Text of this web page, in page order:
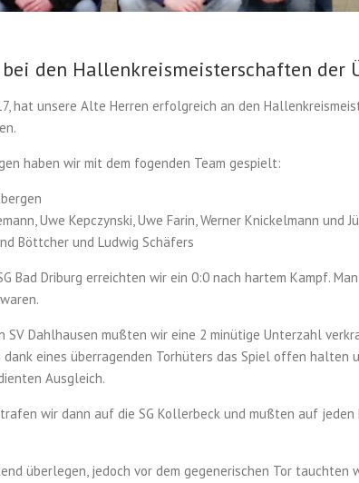
bei den Hallenkreismeisterschaften der
hat unsere Alte Herren erfolgreich an den
haben wir mit dem fogenden Team gespielt:
Uwe Kepczynski, Uwe Farin, Werner Knickelmann und
Böttcher und Ludwig Schäfers
Bad Driburg erreichten wir ein 0:0 nach hartem Kampf.
SV Dahlhausen mußten wir eine 2 minütige Unterzahl
eines überragenden Torhüters das Spiel offen halten
Ausgleich.
wir dann auf die SG Kollerbeck und mußten auf jeden
überlegen, jedoch vor dem gegenerischen Tor tauchten